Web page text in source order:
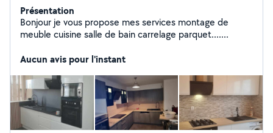
Présentation
Bonjour je vous propose mes services montage de
meuble cuisine salle de bain carrelage parquet.......
Aucun avis pour l'instant